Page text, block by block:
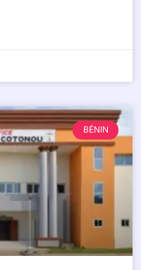
BÉNIN